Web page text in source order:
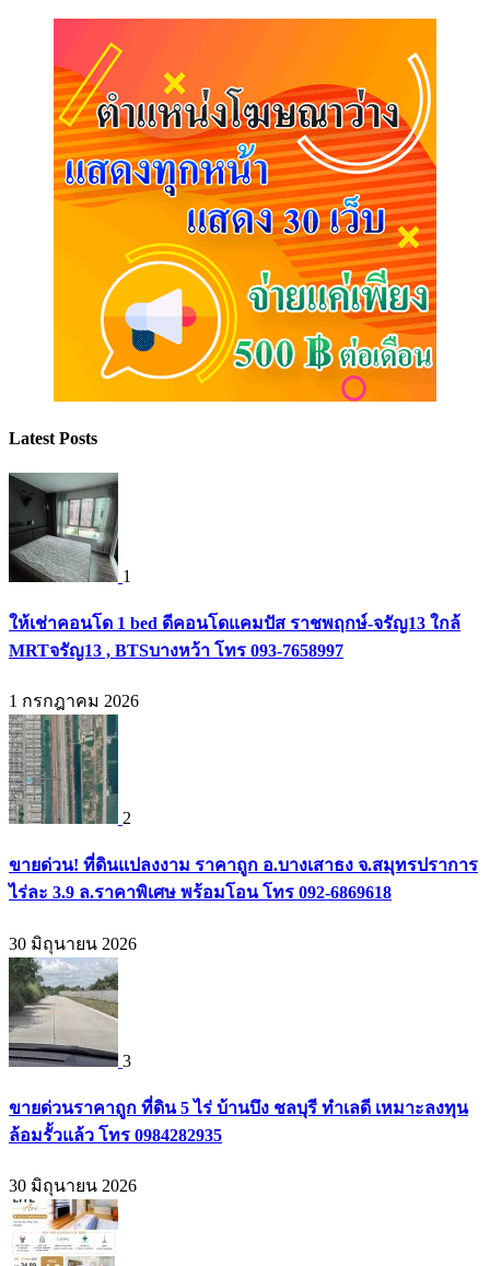
Latest Posts
1
ให้เช่าคอนโด 1 bed ดีคอนโดแคมปัส ราชพฤกษ์-จรัญ13 ใกล้
MRTจรัญ13 , BTSบางหว้า โทร 093-7658997
1 กรกฎาคม 2026
2
ขายด่วน! ที่ดินแปลงงาม ราคาถูก อ.บางเสาธง จ.สมุทรปราการ
ไร่ละ 3.9 ล.ราคาพิเศษ พร้อมโอน โทร 092-6869618
30 มิถุนายน 2026
3
ขายด่วนราคาถูก ที่ดิน 5 ไร่ บ้านบึง ชลบุรี ทำเลดี เหมาะลงทุน
ล้อมรั้วแล้ว โทร 0984282935
30 มิถุนายน 2026